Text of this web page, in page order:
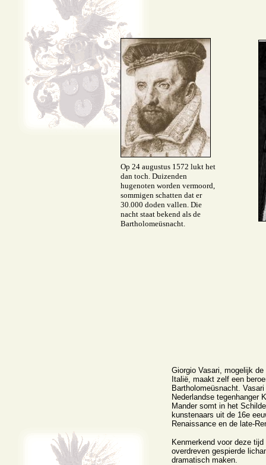
Op 24 augustus 1572 lukt het
dan toch. Duizenden
hugenoten worden vermoord,
sommigen schatten dat er
30.000 doden vallen. Die
nacht staat bekend als de
Bartholomeüsnacht.
Giorgio Vasari, mogelijk
Italië, maakt zelf een
Bartholomeüsnacht.
Nederlandse tegenhanger
Mander somt in het
kunstenaars uit de 16e
Renaissance en de late-
Kenmerkend voor deze
overdreven gespierde
dramatisch maken.